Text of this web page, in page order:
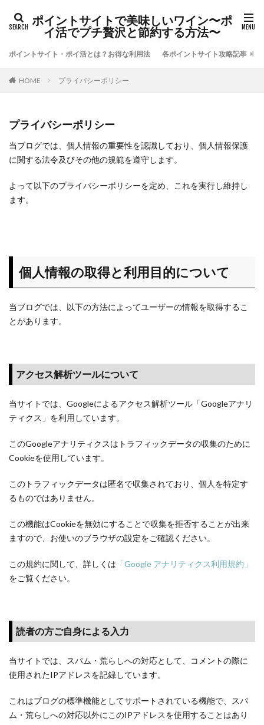
ポイントサイトで美味しいワイン〜ポ
イ活でプチ贅沢と節約する方法〜
ポイントサイト・ポイ活とは？お得な利用法 各ポイントサイト攻略記事
HOME プライバシーポリシー
プライバシーポリシー
当ブログでは、個人情報の重要性を認識しており、個人情報保護
に関する法令及びその他の規範を遵守します。
よって以下のプライバシーポリシーを定め、これを実行し維持し
ます。
個人情報の取得と利用目的について
当ブログでは、以下の方法によってユーザーの情報を取得するこ
とがあります。
アクセス解析ツールについて
当サイトでは、Googleによるアクセス解析ツール「Googleアナリ
ティクス」を利用しています。
このGoogleアナリティクスはトラフィックデータの収集のために
Cookieを使用しています。
このトラフィックデータは匿名で収集されており、個人を特定す
るものではありません。
この機能はCookieを無効にすることで収集を拒否することが出来
ますので、お使いのブラウザの設定をご確認ください。
この規約に関して、詳しくは 「Google アナリティクス利用規約」
をご覧ください。
読者の方ご自身による入力
当サイトでは、スパム・荒らしへの対応として、コメントの際に
使用されたIPアドレスを記録しています。
これはブログの標準機能としてサポートされている機能で、スパ
ム・荒らしへの対応以外にこのIPアドレスを使用することはあり